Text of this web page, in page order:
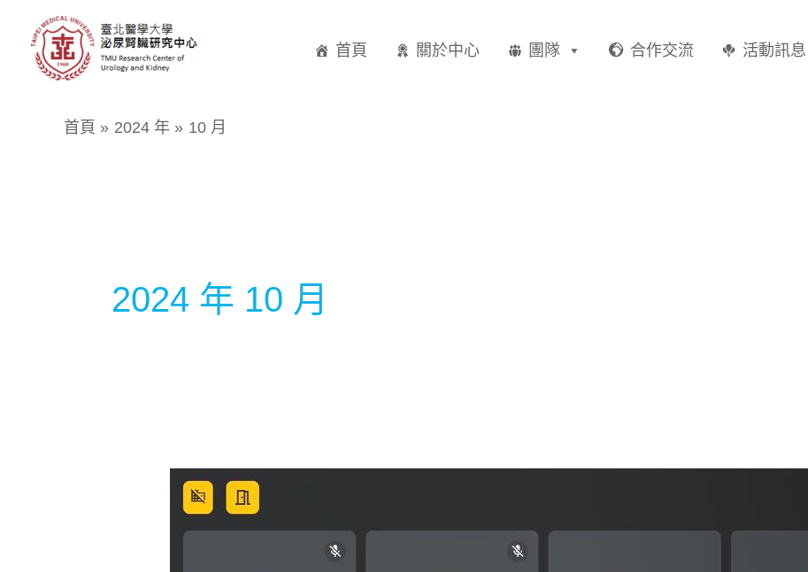
首頁 關於中心 團隊 合作交流 活動訊息
首頁 2024 年 10 月
2024 年 10 月
臺
北